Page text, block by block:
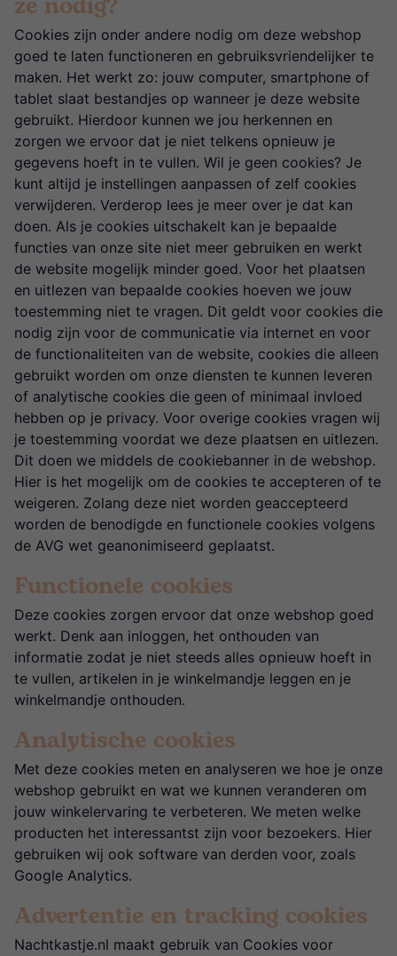
Cookies zijn onder andere nodig om deze webshop
goed te laten functioneren en gebruiksvriendelijker te
maken. Het werkt zo: jouw computer, smartphone of
tablet slaat bestandjes op wanneer je deze website
gebruikt. Hierdoor kunnen we jou herkennen en
zorgen we ervoor dat je niet telkens opnieuw je
gegevens hoeft in te vullen. Wil je geen cookies? Je
kunt altijd je instellingen aanpassen of zelf cookies
verwijderen. Verderop lees je meer over je dat kan
doen. Als je cookies uitschakelt kan je bepaalde
functies van onze site niet meer gebruiken en werkt
de website mogelijk minder goed. Voor het plaatsen
en uitlezen van bepaalde cookies hoeven we jouw
toestemming niet te vragen. Dit geldt voor cookies die
nodig zijn voor de communicatie via internet en voor
de functionaliteiten van de website, cookies die alleen
gebruikt worden om onze diensten te kunnen leveren
of analytische cookies die geen of minimaal invloed
hebben op je privacy. Voor overige cookies vragen wij
je toestemming voordat we deze plaatsen en uitlezen.
Dit doen we middels de cookiebanner in de webshop.
Hier is het mogelijk om de cookies te accepteren of te
weigeren. Zolang deze niet worden geaccepteerd
worden de benodigde en functionele cookies volgens
de AVG wet geanonimiseerd geplaatst.
Functionele cookies
Deze cookies zorgen ervoor dat onze webshop goed
werkt. Denk aan inloggen, het onthouden van
informatie zodat je niet steeds alles opnieuw hoeft in
te vullen, artikelen in je winkelmandje leggen en je
winkelmandje onthouden.
Analytische cookies
Met deze cookies meten en analyseren we hoe je onze
webshop gebruikt en wat we kunnen veranderen om
jouw winkelervaring te verbeteren. We meten welke
producten het interessantst zijn voor bezoekers. Hier
gebruiken wij ook software van derden voor, zoals
Google Analytics.
Advertentie en tracking cookies
Nachtkastje.nl maakt gebruik van Cookies voor